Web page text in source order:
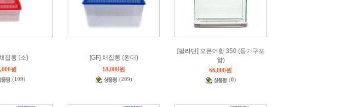
집통 (소)
원
(109)
[GF] 채집통 (왕대)
18,000원
(209)
[팔라딘] 오픈어항 350 (등기구포
함)
66,000원
(0)